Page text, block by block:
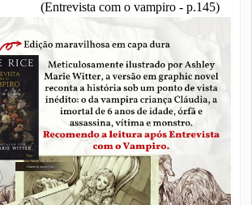
(Entrevista com o vampiro - p.145)